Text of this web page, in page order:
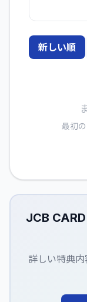
新しい順
最初
JCB CARD
詳しい特典